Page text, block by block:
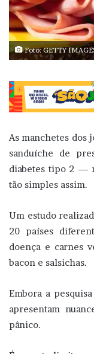
Foto: GETTY
As manchetes dos
sanduíche de
diabetes tipo 2 —
tão simples assim.
Um estudo
20 países
doença e carnes
bacon e salsichas.
Embora a
apresentam
pânico.